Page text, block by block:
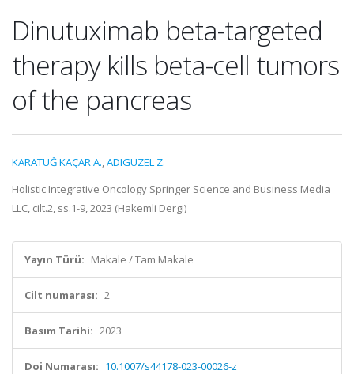
Dinutuximab beta-targeted
therapy kills beta-cell tumors
of the pancreas
KARATUĞ KAÇAR A.,ADIGÜZEL Z.
Holistic Integrative Oncology Springer Science and Business Media
LLC, cilt.2, ss.1-9, 2023 (Hakemli Dergi)
Yayın Türü: Makale / Tam Makale
Cilt numarası: 2
Basım Tarihi: 2023
Doi Numarası: 10.1007/s44178-023-00026-z